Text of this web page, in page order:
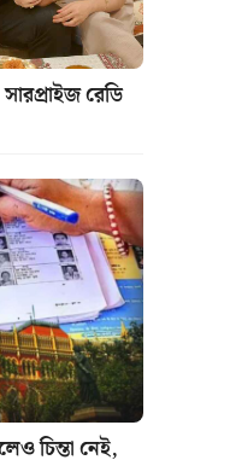
রেডি
চিন্তা নেই,